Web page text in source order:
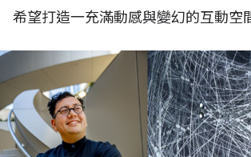
希望打造一充滿動感與變幻的互動空